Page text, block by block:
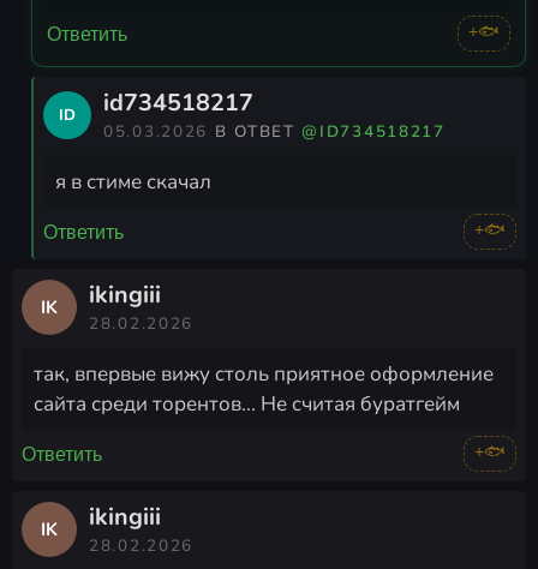
Ответить +🐟
ID id734518217
05.03.2026 В ОТВЕТ@ID734518217
я в стиме скачал
Ответить +🐟
IK ikingiii
28.02.2026
так, впервые вижу столь приятное оформление
сайта среди торентов... Не считая буратгейм
Ответить +🐟
IK ikingiii
28.02.2026